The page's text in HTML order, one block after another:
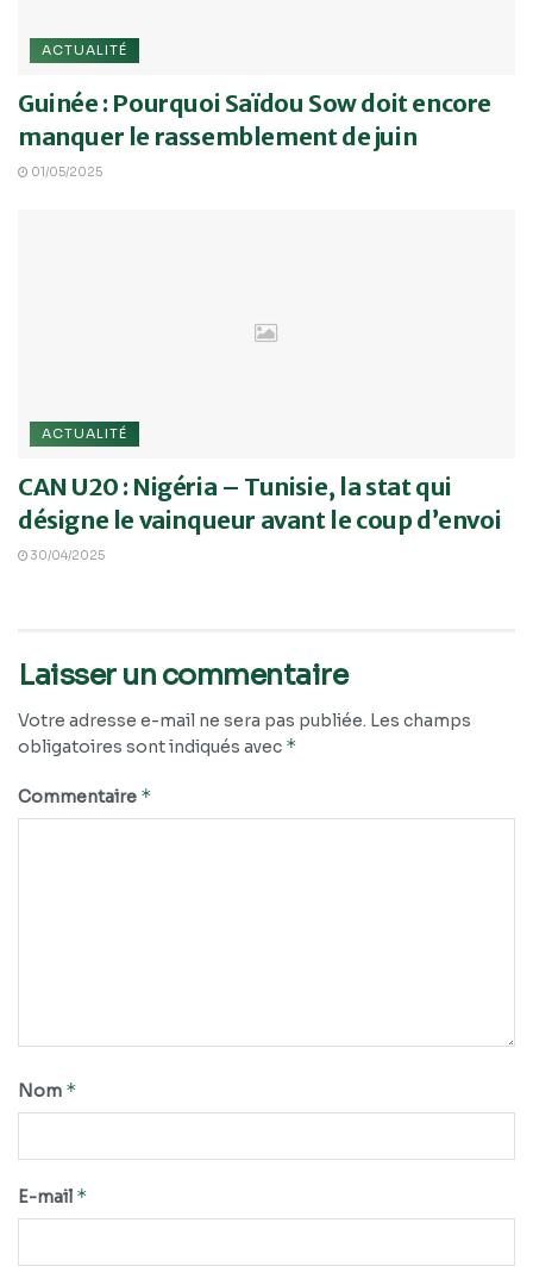
ACTUALITÉ
Guinée : Pourquoi Saïdou Sow doit encore
manquer le rassemblement de juin
01/05/2025
ACTUALITÉ
CAN U20 : Nigéria – Tunisie, la stat qui
désigne le vainqueur avant le coup d’envoi
30/04/2025
Laisser un commentaire
Votre adresse e-mail ne sera pas publiée. Les champs
obligatoires sont indiqués avec *
Commentaire *
Nom *
E-mail *